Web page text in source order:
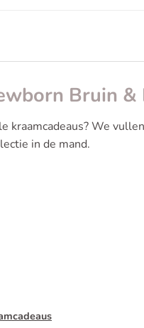
Bruin &
kraamcadeaus? We
in de mand.